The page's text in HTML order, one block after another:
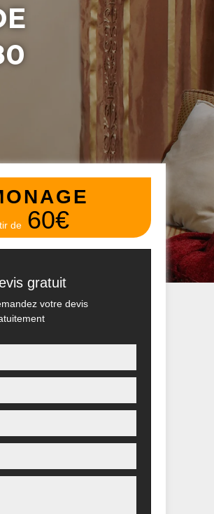
de 60€
gratuit
votre devis